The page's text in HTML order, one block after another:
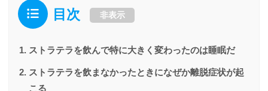
目次 非表示
ストラテラを飲んで特に大きく変わったのは睡眠だ
ストラテラを飲まなかったときになぜか離脱症状が起
こる